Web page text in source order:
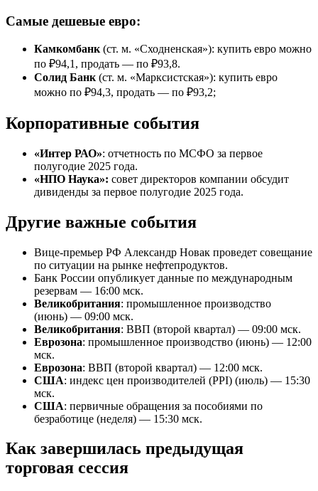
Самые дешевые евро:
Камкомбанк (ст. м. «Сходненская»): купить евро можно
по ₽94,1, продать — по ₽93,8.
Солид Банк (ст. м. «Марксистская»): купить евро
можно по ₽94,3, продать — по ₽93,2;
Корпоративные события
«Интер РАО»: отчетность по МСФО за первое
полугодие 2025 года.
«НПО Наука»: совет директоров компании обсудит
дивиденды за первое полугодие 2025 года.
Другие важные события
Вице-премьер РФ Александр Новак проведет совещание
по ситуации на рынке нефтепродуктов.
Банк России опубликует данные по международным
резервам — 16:00 мск.
Великобритания: промышленное производство
(июнь) — 09:00 мск.
Великобритания: ВВП (второй квартал) — 09:00 мск.
Еврозона: промышленное производство (июнь) — 12:00
мск.
Еврозона: ВВП (второй квартал) — 12:00 мск.
США: индекс цен производителей (PPI) (июль) — 15:30
мск.
США: первичные обращения за пособиями по
безработице (неделя) — 15:30 мск.
Как завершилась предыдущая
торговая сессия